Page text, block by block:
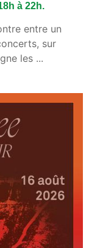
à 22h.
entre un
sur
les ...